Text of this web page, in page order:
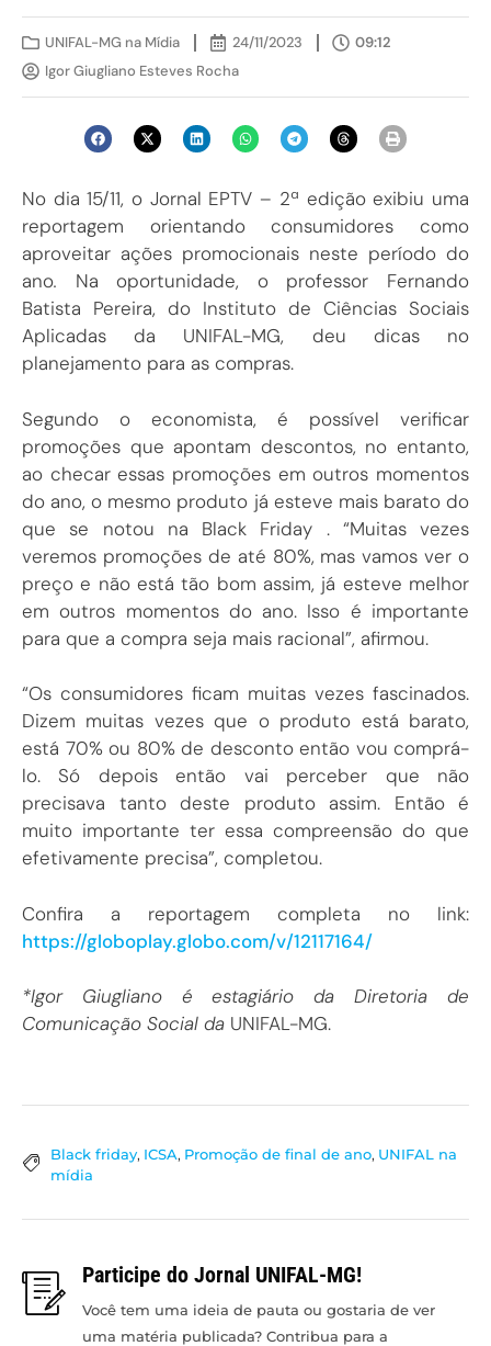
UNIFAL-MG na Mídia 24/11/2023
09:12
Igor Giugliano Esteves Rocha
No dia 15/11, o Jornal EPTV – 2ª edição exibiu uma
reportagem orientando consumidores como
aproveitar ações promocionais neste período do
ano. Na oportunidade, o professor Fernando
Batista Pereira, do Instituto de Ciências Sociais
Aplicadas da UNIFAL-MG, deu dicas no
planejamento para as compras.
Segundo o economista, é possível verificar
promoções que apontam descontos, no entanto,
ao checar essas promoções em outros momentos
do ano, o mesmo produto já esteve mais barato do
que se notou na Black Friday . “Muitas vezes
veremos promoções de até 80%, mas vamos ver o
preço e não está tão bom assim, já esteve melhor
em outros momentos do ano. Isso é importante
para que a compra seja mais racional”, afirmou.
“Os consumidores ficam muitas vezes fascinados.
Dizem muitas vezes que o produto está barato,
está 70% ou 80% de desconto então vou comprá-
lo. Só depois então vai perceber que não
precisava tanto deste produto assim. Então é
muito importante ter essa compreensão do que
efetivamente precisa”, completou.
Confira a reportagem completa no link:
https://globoplay.globo.com/v/12117164/
*Igor Giugliano é estagiário da Diretoria de
Comunicação Social da UNIFAL-MG.
Black friday, ICSA, Promoção de final de ano, UNIFAL na
mídia
Participe do Jornal UNIFAL-MG!
Você tem uma ideia de pauta ou gostaria de ver
uma matéria publicada? Contribua para a